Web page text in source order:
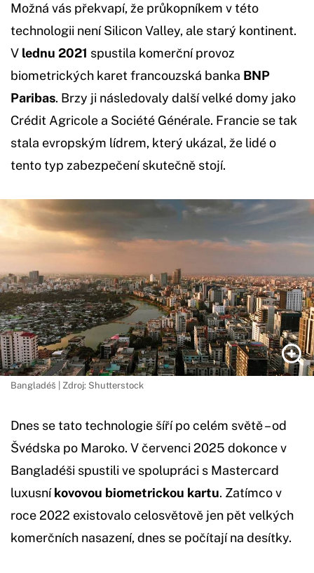
Možná vás překvapí, že průkopníkem v této
technologii není Silicon Valley, ale starý kontinent.
V lednu 2021 spustila komerční provoz
biometrických karet francouzská banka BNP
Paribas. Brzy ji následovaly další velké domy jako
Crédit Agricole a Société Générale. Francie se tak
stala evropským lídrem, který ukázal, že lidé o
tento typ zabezpečení skutečně stojí.
Bangladéš | Zdroj: Shutterstock
Dnes se tato technologie šíří po celém světě – od
Švédska po Maroko. V červenci 2025 dokonce v
Bangladéši spustili ve spolupráci s Mastercard
luxusníkovovou biometrickou kartu. Zatímco v
roce 2022 existovalo celosvětově jen pět velkých
komerčních nasazení, dnes se počítají na desítky.